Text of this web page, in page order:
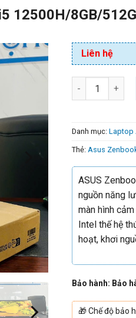
8GB/
Liên hệ
Danh mục:Laptop
Thẻ: Asus
ASUS
nguồn năng
màn hình
Intel thế hệ
hoạt, khơi
Bảo hành: Bảo
🎁Chế độ bảo